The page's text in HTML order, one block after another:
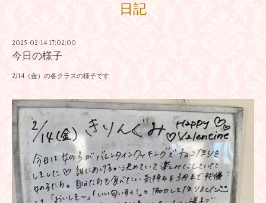
日記
2025-02-14 17:02:00
今日の様子
2/14（金）の各クラスの様子です